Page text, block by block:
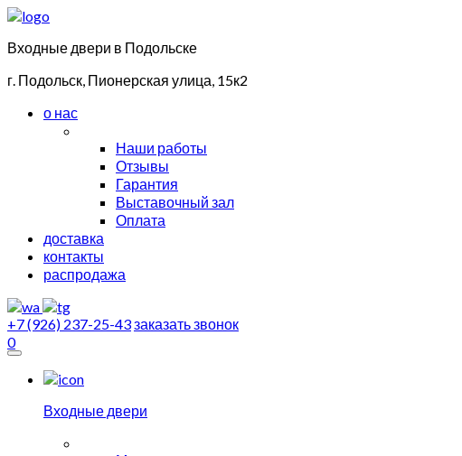
Входные двери в Подольске
г. Подольск, Пионерская улица, 15к2
о нас
Наши работы
Отзывы
Гарантия
Выставочный зал
Оплата
доставка
контакты
распродажа
+7 (926) 237-25-43заказать звонок
0
Входные двери